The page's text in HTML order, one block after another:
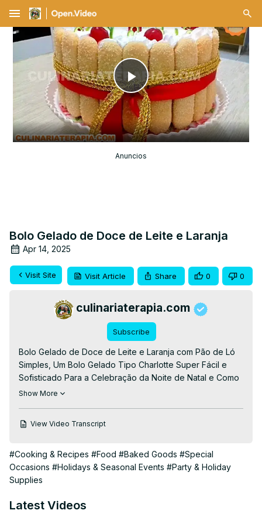
menu
Play
Video
Anuncios
Bolo Gelado de Doce de Leite e Laranja
Apr 14, 2025
Visit Site Visit Article Share 0 0
culinariaterapia.com
Subscribe
Bolo Gelado de Doce de Leite e Laranja com Pão de Ló
Simples, Um Bolo Gelado Tipo Charlotte Super Fácil e
Sofisticado Para a Celebração da Noite de Natal e Como
Cortar Papel Manteiga para Forma Redonda de Bolos.
#culinariaterapia #sobremesa #diadasmães
#bolocharlotte #receitas #culinaria #receita
Show More
View Video Transcript
#Cooking & Recipes #Food #Baked Goods #Special
Occasions #Holidays & Seasonal Events #Party & Holiday
Supplies
Latest Videos